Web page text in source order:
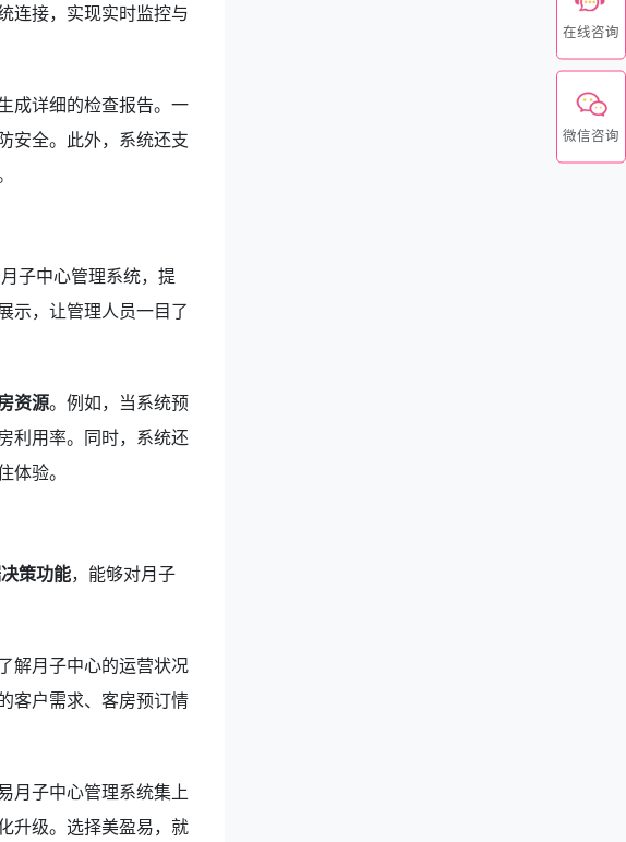
连接，实现实时监控与
成详细的检查报告。一
安全。此外，系统还支
子中心管理系统，提
示，让管理人员一目了
资源。例如，当系统预
利用率。同时，系统还
验。
策功能，能够对月子
解月子中心的运营状况
客户需求、客房预订情
月子中心管理系统集上
升级。选择美盈易，就
在线咨询
微信咨询